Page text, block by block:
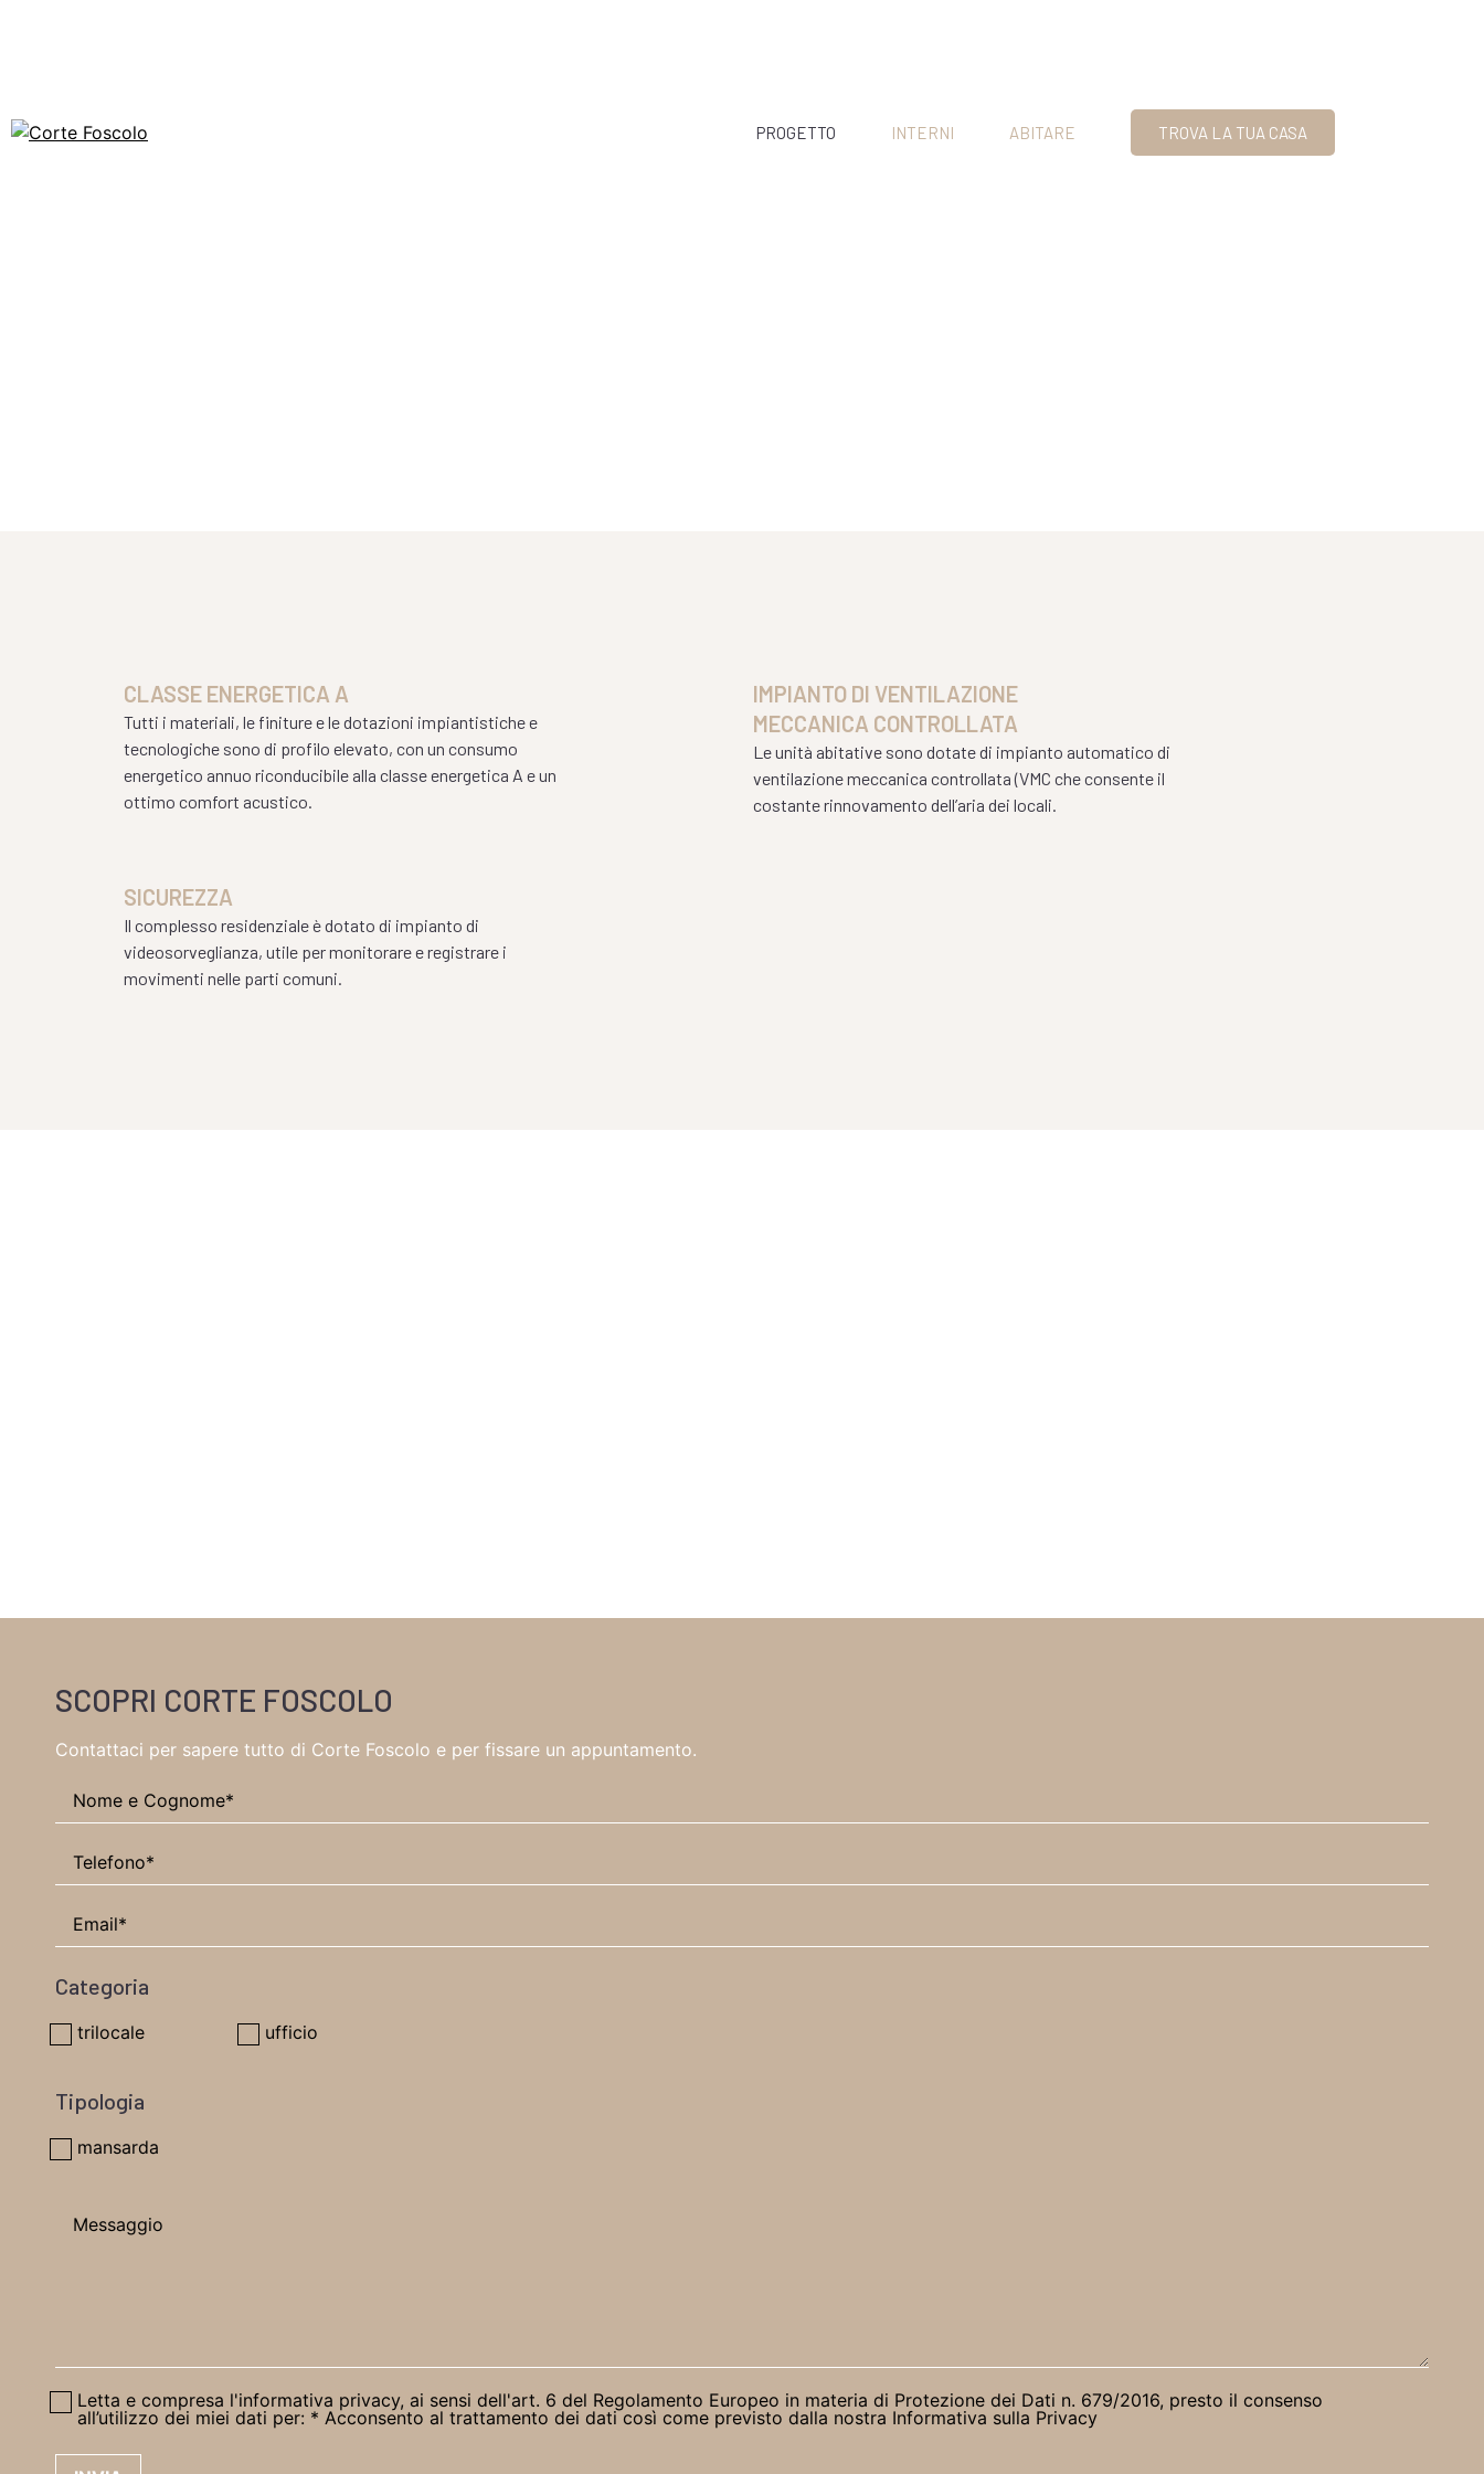
PROGETTO INTERNI ABITARE TROVA LA TUA CASA
CLASSE ENERGETICA A
Tutti i materiali, le finiture e le dotazioni impiantistiche e
tecnologiche sono di profilo elevato, con un consumo
energetico annuo riconducibile alla classe energetica A e un
ottimo comfort acustico.
IMPIANTO DI VENTILAZIONE
MECCANICA CONTROLLATA
Le unità abitative sono dotate di impianto automatico di
ventilazione meccanica controllata (VMC che consente il
costante rinnovamento dell’aria dei locali.
SICUREZZA
Il complesso residenziale è dotato di impianto di
videosorveglianza, utile per monitorare e registrare i
movimenti nelle parti comuni.
SCOPRI CORTE FOSCOLO
Contattaci per sapere tutto di Corte Foscolo e per fissare un appuntamento.
Categoria
trilocale ufficio
Tipologia
mansarda
Letta e compresa l'informativa privacy, ai sensi dell'art. 6 del Regolamento Europeo in materia di Protezione dei Dati n. 679/2016, presto il consenso
all’utilizzo dei miei dati per: * Acconsento al trattamento dei dati così come previsto dalla nostra Informativa sulla Privacy